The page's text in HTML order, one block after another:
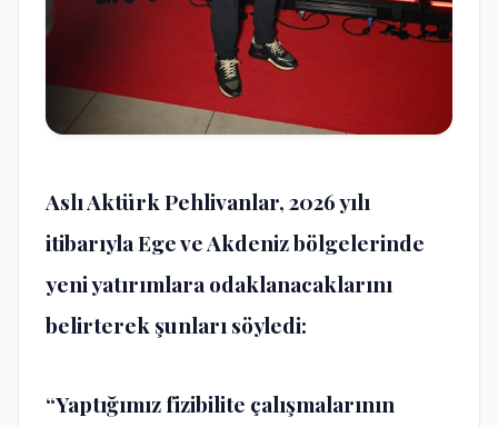
Aslı Aktürk Pehlivanlar, 2026 yılı
itibarıyla Ege ve Akdeniz bölgelerinde
yeni yatırımlara odaklanacaklarını
belirterek şunları söyledi:
“Yaptığımız fizibilite çalışmalarının